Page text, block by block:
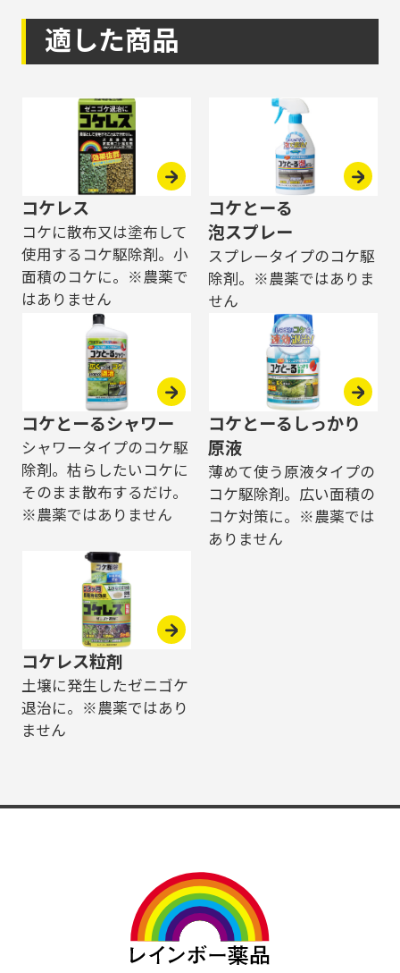
適した商品
コケレス
コケに散布又は塗布して
使用するコケ駆除剤。小
面積のコケに。※農薬で
はありません
コケとーる
泡スプレー
スプレータイプのコケ駆
除剤。※農薬ではありま
せん
コケとーるシャワー
シャワータイプのコケ駆
除剤。枯らしたいコケに
そのまま散布するだけ。
※農薬ではありません
コケとーるしっかり
原液
薄めて使う原液タイプの
コケ駆除剤。広い面積の
コケ対策に。※農薬では
ありません
コケレス粒剤
土壌に発生したゼニゴケ
退治に。※農薬ではあり
ません